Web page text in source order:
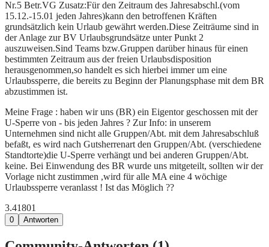
Nr.5 Betr.VG Zusatz:Für den Zeitraum des Jahresabschl.(vom
15.12.-15.01 jeden Jahres)kann den betroffenen Kräften
grundsätzlich kein Urlaub gewährt werden.Diese Zeiträume sind in
der Anlage zur BV Urlaubsgrundsätze unter Punkt 2
auszuweisen.Sind Teams bzw.Gruppen darüber hinaus für einen
bestimmten Zeitraum aus der freien Urlaubsdisposition
herausgenommen,so handelt es sich hierbei immer um eine
Urlaubssperre, die bereits zu Beginn der Planungsphase mit dem BR
abzustimmen ist.
Meine Frage : haben wir uns (BR) ein Eigentor geschossen mit der
U-Sperre von - bis jeden Jahres ? Zur Info: in unserem
Unternehmen sind nicht alle Gruppen/Abt. mit dem Jahresabschluß
befaßt, es wird nach Gutsherrenart den Gruppen/Abt. (verschiedene
Standtorte)die U-Sperre verhängt und bei anderen Gruppen/Abt.
keine. Bei Einwendung des BR wurde uns mitgeteilt, sollten wir der
Vorlage nicht zustimmen ,wird für alle MA eine 4 wöchige
Urlaubssperre veranlasst ! Ist das Möglich ??
3.41801
0 Antworten